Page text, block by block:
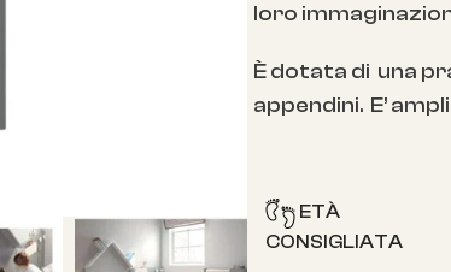
loro
È dotata di una
appendini. E’
ETÀ
CONSIGLIATA